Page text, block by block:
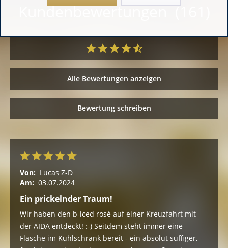
Kundenbewertungen (161)
Alle Bewertungen anzeigen
Bewertung schreiben
Von: Lucas Z-D
Am: 03.07.2024
Ein prickelnder Traum!
Wir haben den b-iced rosé auf einer Kreuzfahrt mit
der AIDA entdeckt! :-) Seitdem steht immer eine
Flasche im Kühlschrank bereit - ein absolut süffiger,